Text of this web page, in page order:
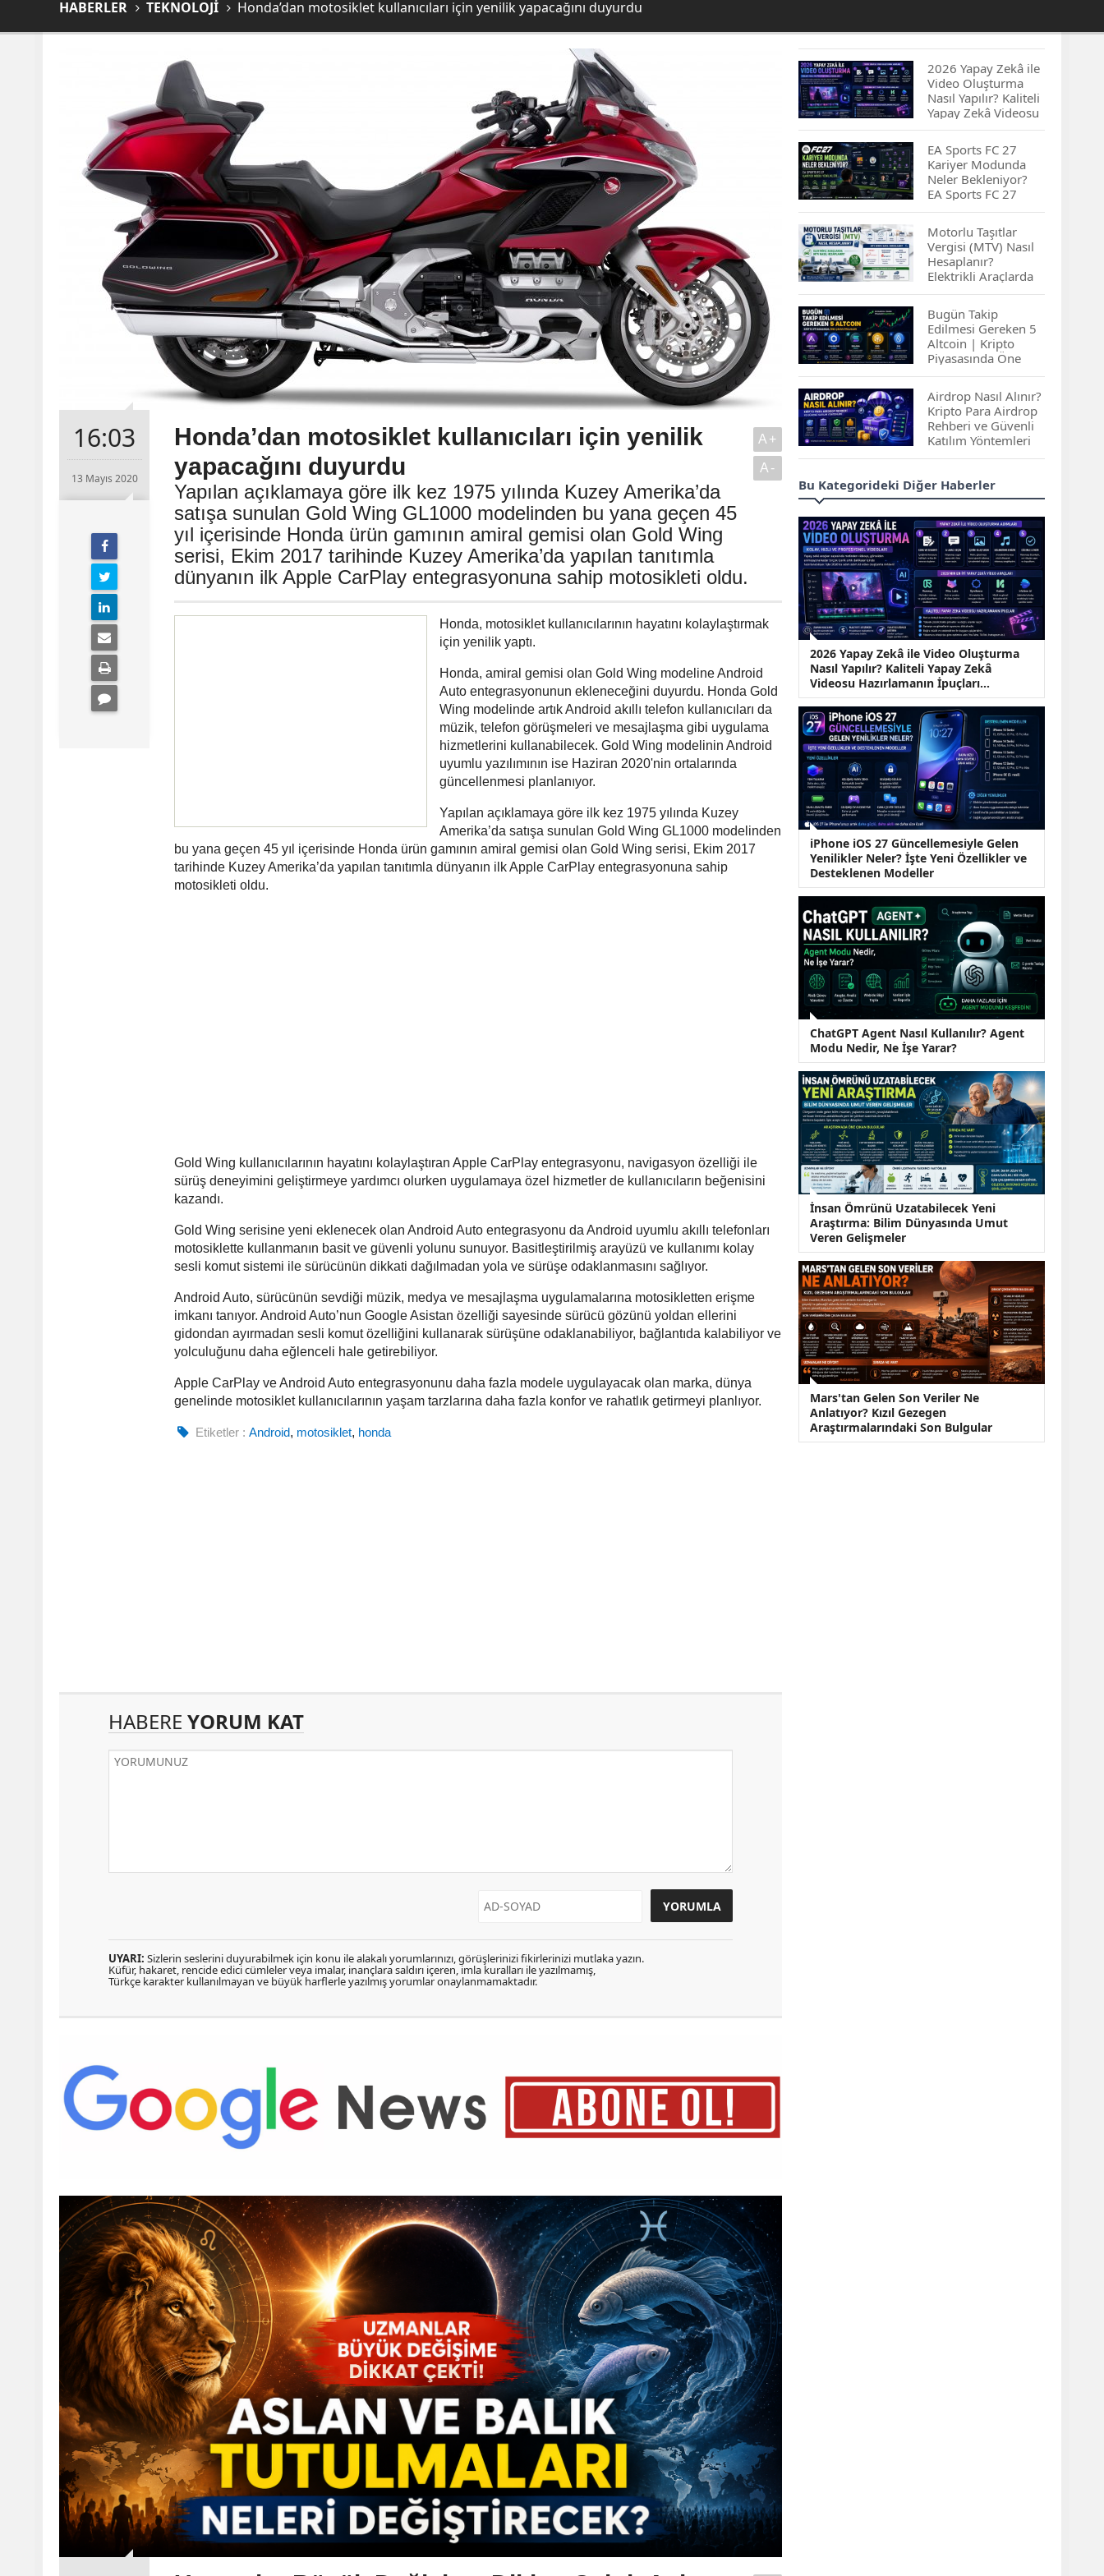
HABERLER TEKNOLOJİ Honda’dan motosiklet kullanıcıları için yenilik yapacağını duyurdu
16:03
13 Mayıs 2020
Honda’dan motosiklet kullanıcıları için yenilik
yapacağını duyurdu
Yapılan açıklamaya göre ilk kez 1975 yılında Kuzey Amerika’da
satışa sunulan Gold Wing GL1000 modelinden bu yana geçen 45
yıl içerisinde Honda ürün gamının amiral gemisi olan Gold Wing
serisi, Ekim 2017 tarihinde Kuzey Amerika’da yapılan tanıtımla
dünyanın ilk Apple CarPlay entegrasyonuna sahip motosikleti oldu.
A+
A-
Honda, motosiklet kullanıcılarının hayatını kolaylaştırmak
için yenilik yaptı.
Honda, amiral gemisi olan Gold Wing modeline Android
Auto entegrasyonunun ekleneceğini duyurdu. Honda Gold
Wing modelinde artık Android akıllı telefon kullanıcıları da
müzik, telefon görüşmeleri ve mesajlaşma gibi uygulama
hizmetlerini kullanabilecek. Gold Wing modelinin Android
uyumlu yazılımının ise Haziran 2020'nin ortalarında
güncellenmesi planlanıyor.
Yapılan açıklamaya göre ilk kez 1975 yılında Kuzey
Amerika’da satışa sunulan Gold Wing GL1000 modelinden
bu yana geçen 45 yıl içerisinde Honda ürün gamının amiral gemisi olan Gold Wing serisi, Ekim 2017
tarihinde Kuzey Amerika’da yapılan tanıtımla dünyanın ilk Apple CarPlay entegrasyonuna sahip
motosikleti oldu.
Gold Wing kullanıcılarının hayatını kolaylaştıran Apple CarPlay entegrasyonu, navigasyon özelliği ile
sürüş deneyimini geliştirmeye yardımcı olurken uygulamaya özel hizmetler de kullanıcıların beğenisini
kazandı.
Gold Wing serisine yeni eklenecek olan Android Auto entegrasyonu da Android uyumlu akıllı telefonları
motosiklette kullanmanın basit ve güvenli yolunu sunuyor. Basitleştirilmiş arayüzü ve kullanımı kolay
sesli komut sistemi ile sürücünün dikkati dağılmadan yola ve sürüşe odaklanmasını sağlıyor.
Android Auto, sürücünün sevdiği müzik, medya ve mesajlaşma uygulamalarına motosikletten erişme
imkanı tanıyor. Android Auto’nun Google Asistan özelliği sayesinde sürücü gözünü yoldan ellerini
gidondan ayırmadan sesli komut özelliğini kullanarak sürüşüne odaklanabiliyor, bağlantıda kalabiliyor ve
yolculuğunu daha eğlenceli hale getirebiliyor.
Apple CarPlay ve Android Auto entegrasyonunu daha fazla modele uygulayacak olan marka, dünya
genelinde motosiklet kullanıcılarının yaşam tarzlarına daha fazla konfor ve rahatlık getirmeyi planlıyor.
Etiketler : Android, motosiklet, honda
HABERE YORUM KAT
UYARI: Sizlerin seslerini duyurabilmek için konu ile alakalı yorumlarınızı, görüşlerinizi fikirlerinizi mutlaka yazın.
Küfür, hakaret, rencide edici cümleler veya imalar, inançlara saldırı içeren, imla kuralları ile yazılmamış,
Türkçe karakter kullanılmayan ve büyük harflerle yazılmış yorumlar onaylanmamaktadır.
2026 Yapay Zekâ ile
Video Oluşturma
Nasıl Yapılır? Kaliteli
Yapay Zekâ Videosu
Hazırlamanın
İpuçları...
EA Sports FC 27
Kariyer Modunda
Neler Bekleniyor?
EA Sports FC 27
Kariyer Modu
Yenilikleri…
Motorlu Taşıtlar
Vergisi (MTV) Nasıl
Hesaplanır?
Elektrikli Araçlarda
MTV Nasıl
Hesaplanır? MTV
Borcu Nasıl
Sorgulanır?
Bugün Takip
Edilmesi Gereken 5
Altcoin | Kripto
Piyasasında Öne
Çıkan Projeler
Airdrop Nasıl Alınır?
Kripto Para Airdrop
Rehberi ve Güvenli
Katılım Yöntemleri
Spot ve Vadeli İşlem
Arasındaki Farklar |
İçin Daha Uygun?
ABD-İran Anlaşması
Sonrası Altın Rekora
Koştu, Petrol
Fiyatları Sert Düştü
Temmuz 2026 Maaş
Zammı Netleşiyor!
Memur, Emekli ve
Sosyal Yardımlarda
Yeni Oranlar
KOSGEB’den
KOBİ’lere Dev
Finansman Hamlesi:
36 Ay Vadeli 30
Milyon TL Destek
Emekli Maaşlarında
Temmuz Hesabı:
Zam Oranı ve Taban
Aylık İçin Yeni
Senaryolar
Bu Kategorideki Diğer Haberler
2026 Yapay Zekâ ile Video Oluşturma
Nasıl Yapılır? Kaliteli Yapay Zekâ
Videosu Hazırlamanın İpuçları...
iPhone iOS 27 Güncellemesiyle Gelen
Yenilikler Neler? İşte Yeni Özellikler ve
Desteklenen Modeller
ChatGPT Agent Nasıl Kullanılır? Agent
Modu Nedir, Ne İşe Yarar?
İnsan Ömrünü Uzatabilecek Yeni
Araştırma: Bilim Dünyasında Umut
Veren Gelişmeler
Mars'tan Gelen Son Veriler Ne
Anlatıyor? Kızıl Gezegen
Araştırmalarındaki Son Bulgular